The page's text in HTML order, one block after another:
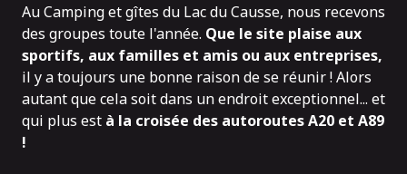
Au Camping et gîtes du Lac du Causse, nous recevons
des groupes toute l'année. Que le site plaise aux
sportifs, aux familles et amis ou aux entreprises,
il y a toujours une bonne raison de se réunir ! Alors
autant que cela soit dans un endroit exceptionnel... et
qui plus est à la croisée des autoroutes A20 et A89
!